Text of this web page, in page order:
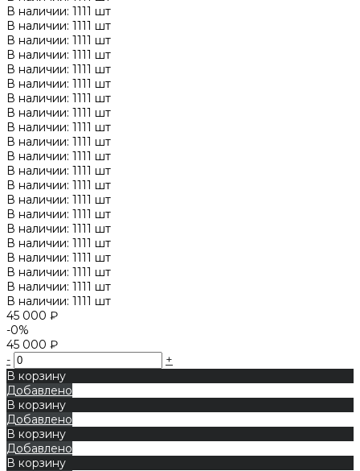
В наличии: 1111 шт
В наличии: 1111 шт
В наличии: 1111 шт
В наличии: 1111 шт
В наличии: 1111 шт
В наличии: 1111 шт
В наличии: 1111 шт
В наличии: 1111 шт
В наличии: 1111 шт
В наличии: 1111 шт
В наличии: 1111 шт
В наличии: 1111 шт
В наличии: 1111 шт
В наличии: 1111 шт
В наличии: 1111 шт
В наличии: 1111 шт
В наличии: 1111 шт
В наличии: 1111 шт
В наличии: 1111 шт
В наличии: 1111 шт
В наличии: 1111 шт
45 000 ₽
-0%
45 000 ₽
-
+
В корзину
Добавлено
В корзину
Добавлено
В корзину
Добавлено
В корзину